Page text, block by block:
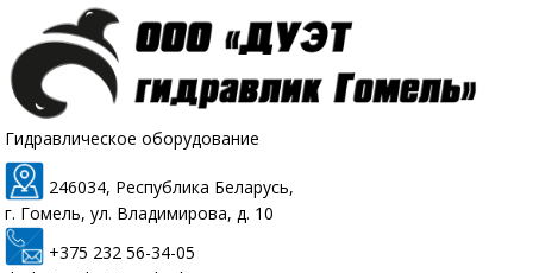
Гидравлическое оборудование
246034, Республика Беларусь,
г. Гомель, ул. Владимирова, д. 10
+375 232 56-34-05